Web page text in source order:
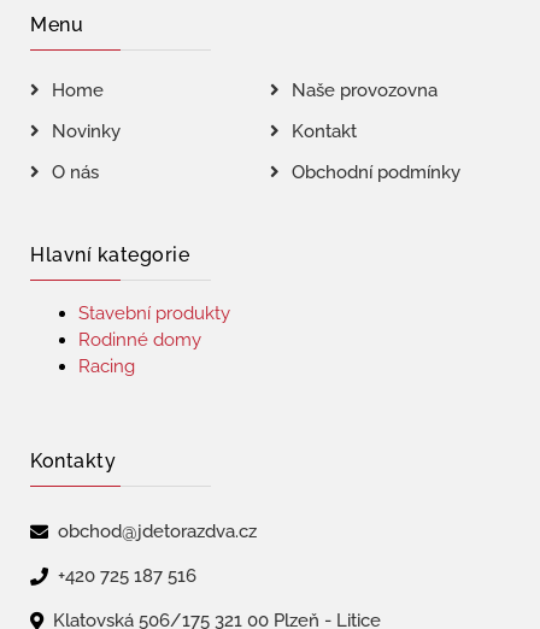
Menu
Home
Naše provozovna
Novinky
Kontakt
O nás
Obchodní podmínky
Hlavní kategorie
Stavební produkty
Rodinné domy
Racing
Kontakty
obchod@jdetorazdva.cz
+420 725 187 516
Klatovská 506/175 321 00 Plzeň - Litice